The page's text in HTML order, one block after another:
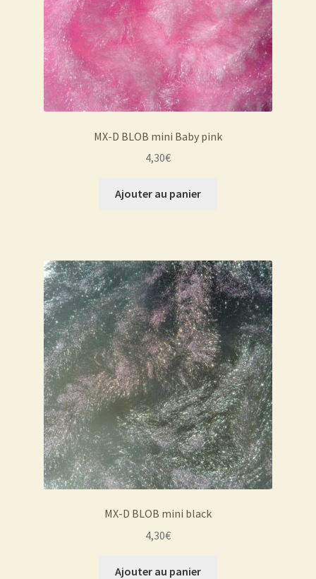
MX-D BLOB mini Baby pink
4,30€
Ajouter au panier
MX-D BLOB mini black
4,30€
Ajouter au panier